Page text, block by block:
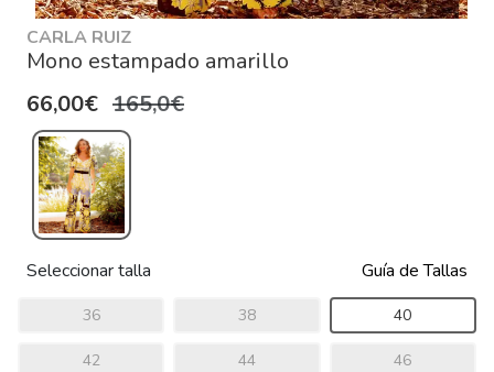
CARLA RUIZ
Mono estampado amarillo
66,00€ 165,0€
Seleccionar talla Guía de Tallas
36 38 40
42 44 46